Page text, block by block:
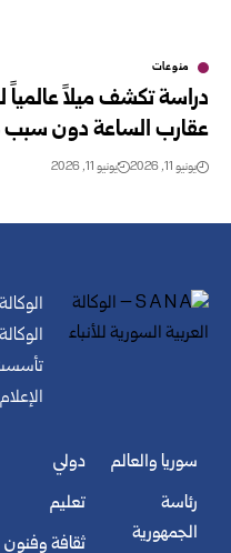
منوعات
دراسة تكشف ميلاً
عقارب الساعة دون
يونيو 11, 2026 يونيو 11, 2026
سوريا والعالم
رئاسة
الجمهورية
دولي
تعليم
ثقافة وفنون